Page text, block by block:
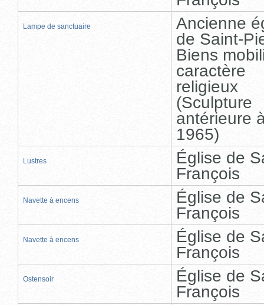
Lampe de sanctuaire
Ancienne
de Saint-
Biens
caractère
religieux
(Sculpture
antérieure
1965)
Lustres
Église de
François
Navette à encens
Église de
François
Navette à encens
Église de
François
Ostensoir
Église de
François